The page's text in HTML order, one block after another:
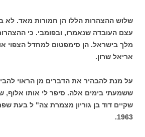
שלוש ההצהרות הללו הן חמורות מאד. לא
עצם העובדה שנאמרו, ובפומבי. כי
מלך בישראל. הן סימפטום למחדל הצפוי
אריאל שרון.
על מנת להבהיר את הדברים מן הראוי
ששמעתי בימים אלה. סיפר לי אותו אלוף,
שקיים דוד בן גוריון מצמרת צה" ל בעת
1963.